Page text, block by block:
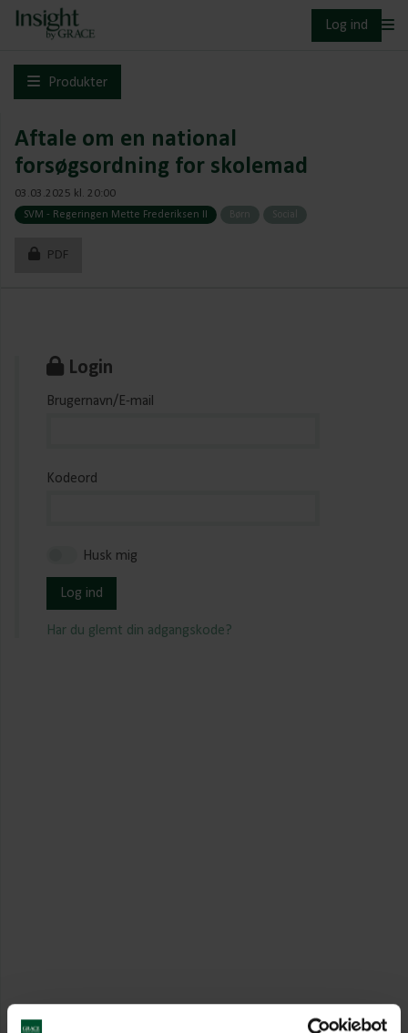
Log ind
Produkter
Aftale om en national
forsøgsordning for skolemad
03.03.2025 kl. 20:00
SVM - Regeringen Mette Frederiksen II Børn Social
PDF
Login
Brugernavn/E-mail
Kodeord
Husk mig
Log ind
Har du glemt din adgangskode?